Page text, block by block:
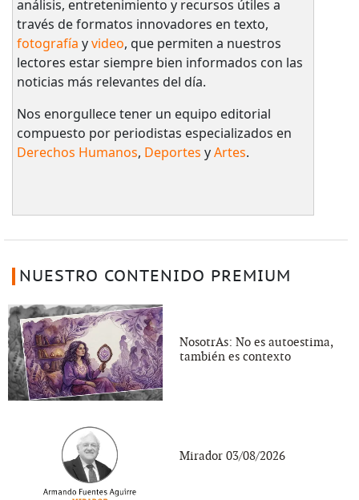
análisis, entretenimiento y recursos útiles a
través de formatos innovadores en texto,
fotografía yvideo, que permiten a nuestros
lectores estar siempre bien informados con las
noticias más relevantes del día.
Nos enorgullece tener un equipo editorial
compuesto por periodistas especializados en
Derechos Humanos, Deportes yArtes.
NUESTRO CONTENIDO PREMIUM
NosotrAs: No es autoestima,
también es contexto
Mirador 03/08/2026